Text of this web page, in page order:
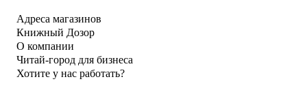
Адреса магазинов
Книжный Дозор
О компании
Читай-город для бизнеса
Хотите у нас работать?